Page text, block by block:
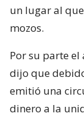
un lugar al
mozos.
Por su parte el
dijo que
emitió una
dinero a la